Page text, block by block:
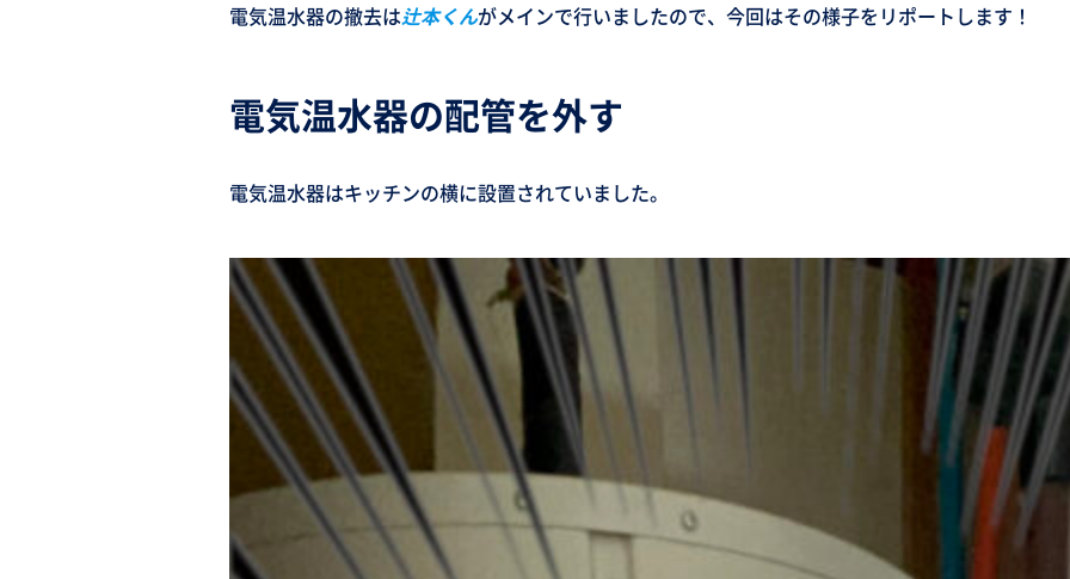
電気温水器の撤去は辻本くんがメインで行いましたので、今回はその様子をリポートします！
電気温水器の配管を外す
電気温水器はキッチンの横に設置されていました。